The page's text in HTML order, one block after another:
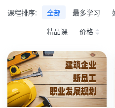
课程排序: 全部 最多学习
精品课
价格